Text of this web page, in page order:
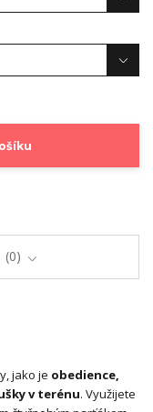
0
jako je obedience,
v terénu. Využijete